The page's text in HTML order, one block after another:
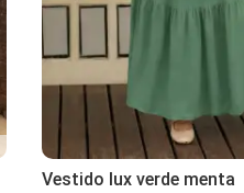
Vestido lux verde menta